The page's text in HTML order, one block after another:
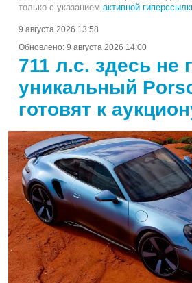
только с указанием активной
9 августа 2026 13:58
Обновлено: 9 августа 2026 14:00
711 л.с. здесь не
уникальный
готовят к